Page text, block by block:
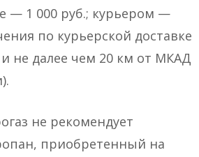
— 1 000 руб.; курьером —
по курьерской доставке
не далее чем 20 км от МКАД
не рекомендует
приобретенный на